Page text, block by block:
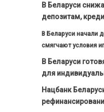
В Беларуси
депозитам,
В Беларуси начали
смягчают условия
В Беларуси
для
Нацбанк